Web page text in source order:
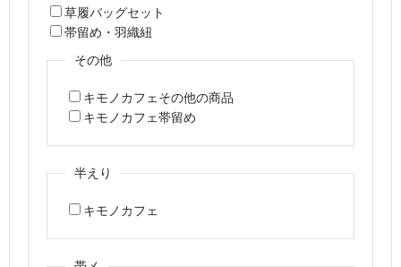
草履バッグセット
帯留め・羽織紐
その他
キモノカフェその他の商品
キモノカフェ帯留め
半えり
キモノカフェ